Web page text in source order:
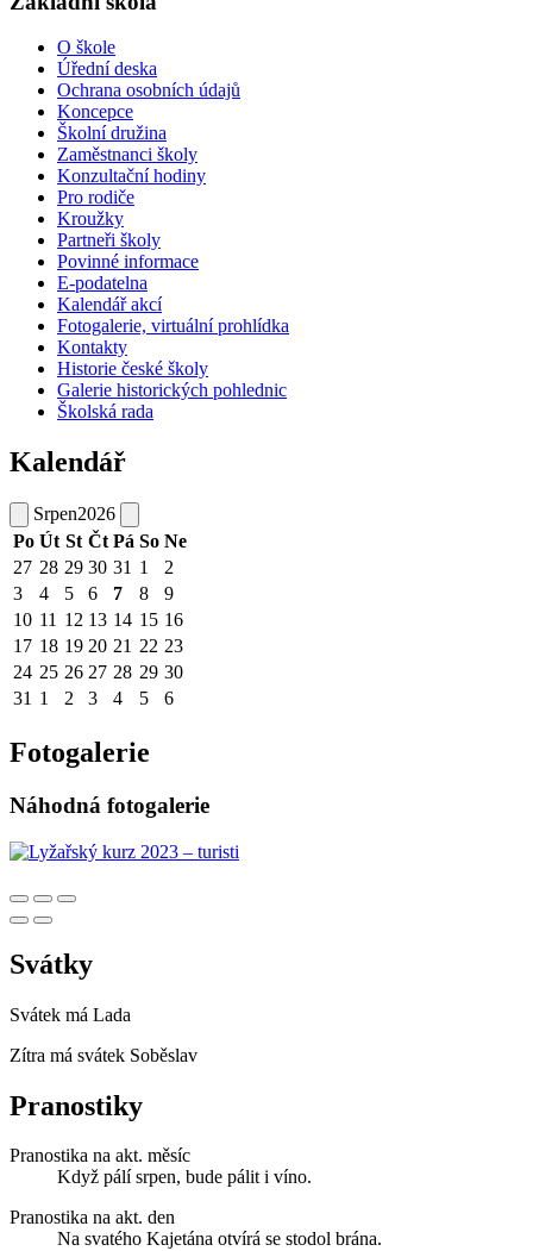
O škole
Úřední deska
Ochrana osobních údajů
Koncepce
Školní družina
Zaměstnanci školy
Konzultační hodiny
Pro rodiče
Kroužky
Partneři školy
Povinné informace
E-podatelna
Kalendář akcí
Fotogalerie, virtuální prohlídka
Kontakty
Historie české školy
Galerie historických pohlednic
Školská rada
Kalendář
Srpen2026
Po Út St Čt Pá So Ne
27 28 29 30 31 1
2
3
4 5 6 7 8
9
10 11 12 13 14 15 16
17 18 19 20 21 22 23
24 25 26 27 28 29 30
31 1 2 3 4 5 6
Fotogalerie
Náhodná fotogalerie
Svátky
Svátek má Lada
Zítra má svátek Soběslav
Pranostiky
Pranostika na akt. měsíc
Když pálí srpen, bude pálit i víno.
Pranostika na akt. den
Na svatého Kajetána otvírá se stodol brána.